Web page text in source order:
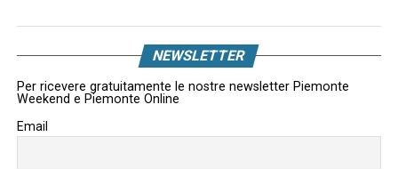
NEWSLETTER
Per ricevere gratuitamente le nostre newsletter Piemonte
Weekend e Piemonte Online
Email